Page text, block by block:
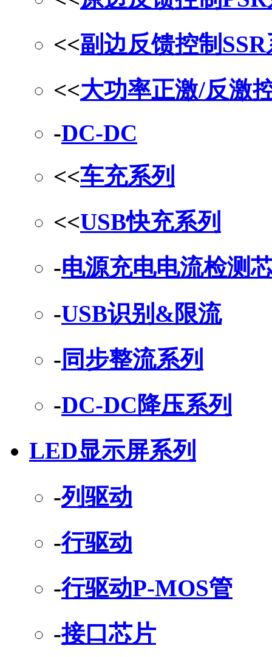
<<副边反馈控制
<<大功率正激/反激
-DC-DC
<<车充系列
<<USB快充系列
-电源充电电流检测
-USB识别&限流
- 同步整流系列
-DC-DC降压系列
LED显示屏系列
-列驱动
-行驱动
-行驱动P-MOS管
-接口芯片